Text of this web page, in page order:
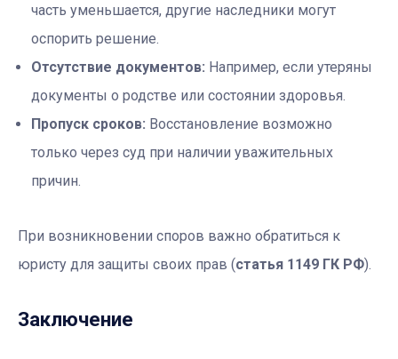
часть уменьшается, другие наследники могут
оспорить решение.
Отсутствие документов: Например, если утеряны
документы о родстве или состоянии здоровья.
Пропуск сроков: Восстановление возможно
только через суд при наличии уважительных
причин.
При возникновении споров важно обратиться к
юристу для защиты своих прав (статья 1149 ГК РФ).
Заключение